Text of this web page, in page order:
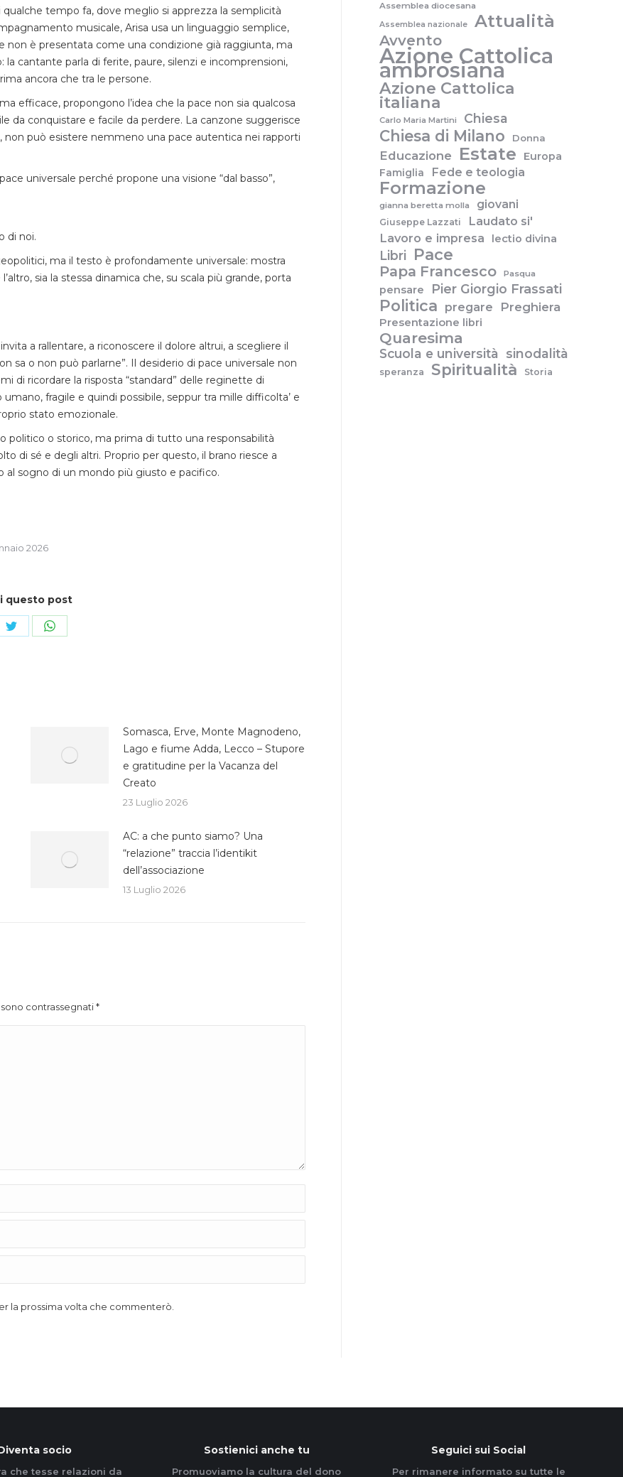
tempo fa, dove meglio si apprezza la semplicità
musicale, Arisa usa un linguaggio semplice,
non è presentata come una condizione già raggiunta, ma
cantante parla di ferite, paure, silenzi e incomprensioni,
ancora che tra le persone.
efficace, propongono l’idea che la pace non sia qualcosa
da conquistare e facile da perdere. La canzone suggerisce
non può esistere nemmeno una pace autentica nei rapporti
universale perché propone una visione “dal basso”,
di noi.
ma il testo è profondamente universale: mostra
sia la stessa dinamica che, su scala più grande, porta
a rallentare, a riconoscere il dolore altrui, a scegliere il
sa o non può parlarne”. Il desiderio di pace universale non
di ricordare la risposta “standard” delle reginette di
fragile e quindi possibile, seppur tra mille difficolta’ e
stato emozionale.
politico o storico, ma prima di tutto una responsabilità
di sé e degli altri. Proprio per questo, il brano riesce a
sogno di un mondo più giusto e pacifico.
2026
questo post
CondividiCondividi
Somasca, Erve, Monte Magnodeno,
Lago e fiume Adda, Lecco – Stupore
e gratitudine per la Vacanza del
Creato
23 Luglio 2026
AC: a che punto siamo? Una
“relazione” traccia l’identikit
dell’associazione
13 Luglio 2026
contrassegnati*
la prossima volta che commenterò.
Assemblea diocesana
Assemblea nazionale Attualità
Avvento
Azione Cattolica
ambrosiana
Azione Cattolica
italiana
Carlo Maria Martini Chiesa
Chiesa di Milano Donna
Educazione Estate
Europa
Famiglia
Fede e teologia
Formazione
gianna beretta molla giovani
Giuseppe Lazzati
Laudato si'
Lavoro e impresa
lectio divina
Libri Pace
Papa Francesco Pasqua
pensare Pier Giorgio Frassati
Politica pregare Preghiera
Presentazione libri
Quaresima
Scuola e università sinodalità
speranza Spiritualità Storia
socio
che tesse relazioni da
Sostienici anche tu
Promuoviamo la cultura del dono
Seguici sui Social
Per rimanere informato su tutte le